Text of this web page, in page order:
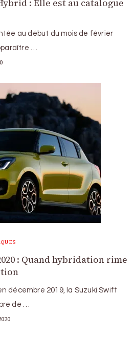
: Elle est au catalogue
au début du mois de février
…
: Quand hybridation rime
décembre 2019, la Suzuki Swift
de …